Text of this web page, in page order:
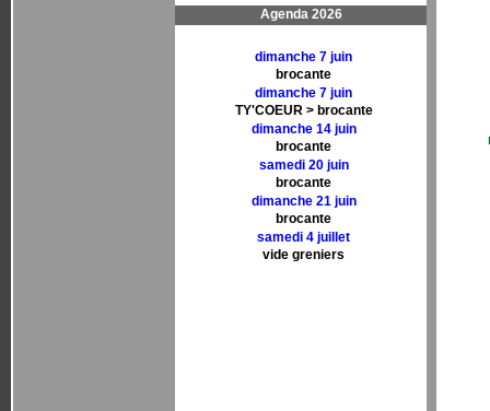
Agenda 2026
dimanche 7 juin
brocante
dimanche 7 juin
TY'COEUR > brocante
dimanche 14 juin
brocante
samedi 20 juin
brocante
dimanche 21 juin
brocante
samedi 4 juillet
vide greniers